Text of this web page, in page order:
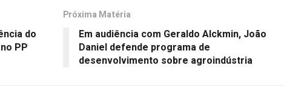
do
PP
Próxima Matéria
Em audiência com Geraldo Alckmin, João
Daniel defende programa de
desenvolvimento sobre agroindústria